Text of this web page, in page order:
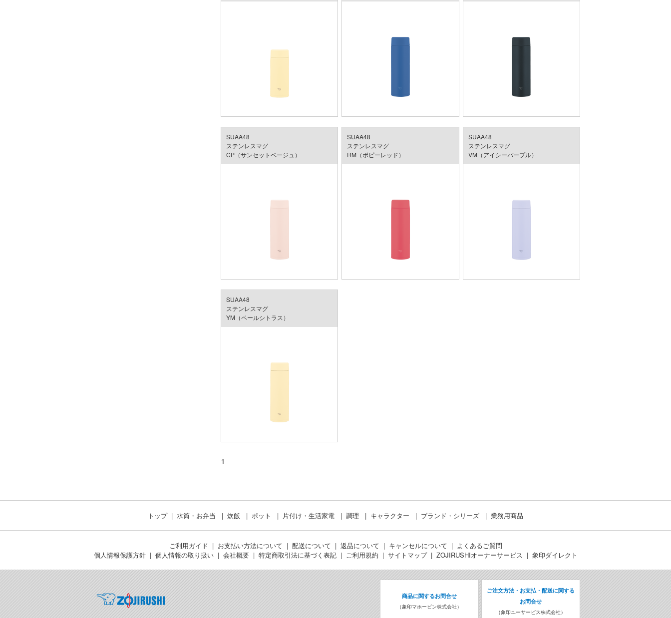
SUAA48
ステンレスマグ
CP（サンセットベージュ）
SUAA48
ステンレスマグ
RM（ポピーレッド）
SUAA48
ステンレスマグ
VM（アイシーパープル）
SUAA48
ステンレスマグ
YM（ペールシトラス）
1
トップ 水筒・お弁当 炊飯 ポット 片付け・生活家電 調理 キャラクター ブランド・シリーズ 業務用商品
ご利用ガイド お支払い方法について 配送について 返品について キャンセルについて
よくあるご質問
個人情報保護方針
個人情報の取り扱い 会社概要 特定商取引法に基づく表記 ご利用規約 サイトマップ ZOJIRUSHIオーナーサービス 象印ダイレクト
商品に関するお問合せ
（象印マホービン株式会社）
ご注文方法・お支払・配送に関する
お問合せ
（象印ユーサービス株式会社）